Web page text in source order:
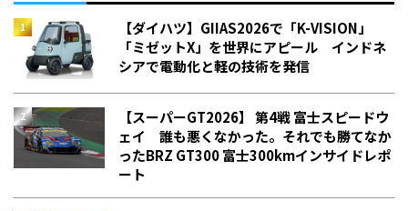
【ダイハツ】GIIAS2026で「K-VISION」
「ミゼットX」を世界にアピール インドネ
シアで電動化と軽の技術を発信
【スーパーGT2026】 第4戦 富士スピードウ
ェイ 誰も悪くなかった。それでも勝てなか
った――BRZ GT300 富士300kmインサイドレポ
ート